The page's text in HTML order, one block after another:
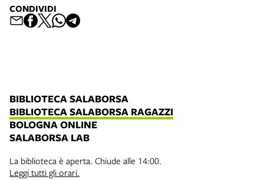
CONDIVIDI
BIBLIOTECA SALABORSA
BIBLIOTECA SALABORSA RAGAZZI
BOLOGNA ONLINE
SALABORSA LAB
La biblioteca è aperta. Chiude alle 14:00.
Leggi tutti gli orari.